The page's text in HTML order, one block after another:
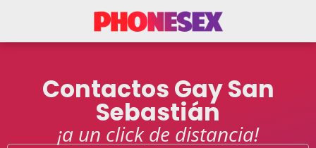
Contactos Gay San
Sebastián
¡a un click de distancia!